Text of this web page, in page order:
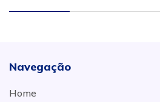
Navegação
Home